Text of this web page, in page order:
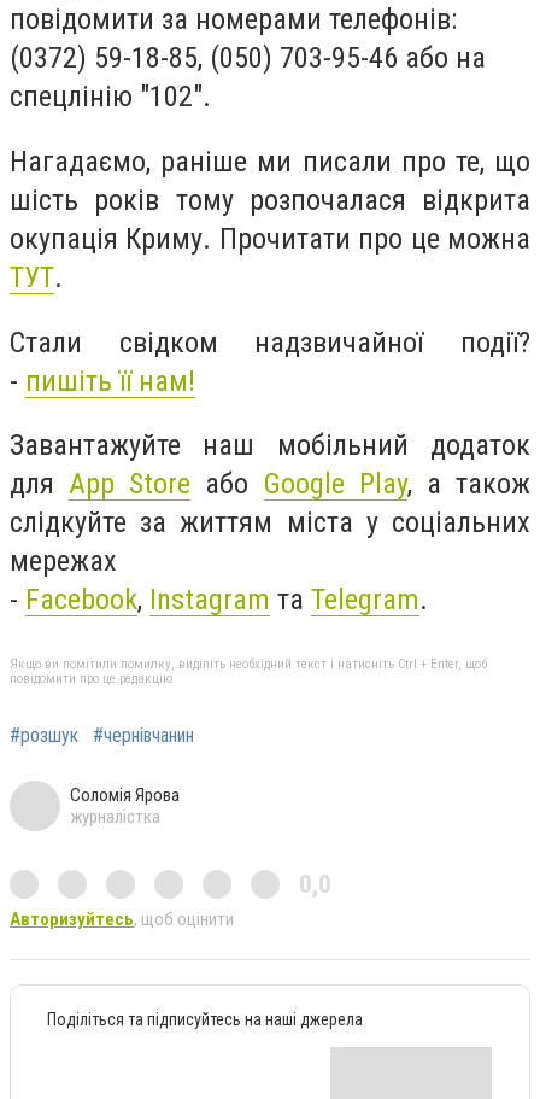
повідомити за номерами телефонів:
(0372) 59-18-85, (050) 703-95-46 або на
спецлінію "102".
Нагадаємо, раніше ми писали про те, що
шість років тому розпочалася відкрита
окупація Криму. Прочитати про це можна
ТУТ.
Стали свідком надзвичайної події?
- пишіть її нам!
Завантажуйте наш мобільний додаток
дляApp Store або Google Play, а також
слідкуйте за життям міста у соціальних
мережах
- Facebook, Instagram та Telegram.
Якщо ви помітили помилку, виділіть необхідний текст і натисніть Ctrl + Enter, щоб
повідомити про це редакцію
#розшук #чернівчанин
Соломія Ярова
журналістка
0,0
Авторизуйтесь, щоб оцінити
Поділіться та підписуйтесь на наші джерела